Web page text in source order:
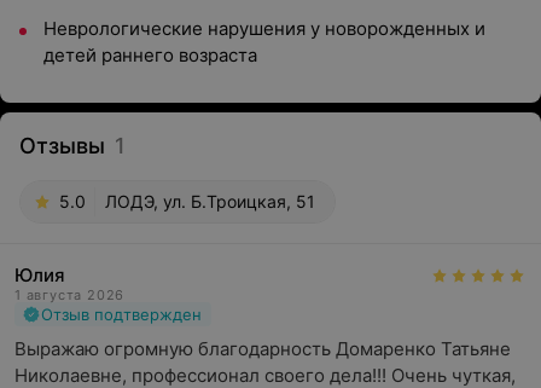
Неврологические нарушения у новорожденных и
детей раннего возраста
Отзывы 1
5.0 ЛОДЭ, ул. Б.Троицкая, 51
Юлия
1 августа 2026
Отзыв подтвержден
Выражаю огромную благодарность Домаренко Татьяне
Николаевне, профессионал своего дела!!! Очень чуткая,